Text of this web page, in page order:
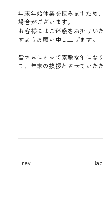
年末年始休業を挟みますため
場合がございます。
お客様にはご迷惑をお掛けい
すようお願い申し上げます。
皆さまにとって素敵な年にな
て、年末の挨拶とさせていた
Prev